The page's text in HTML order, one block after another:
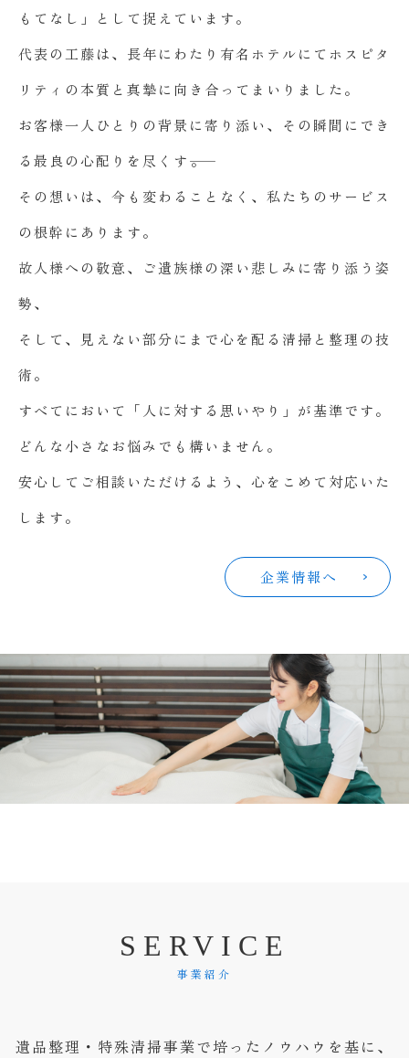
もてなし」として捉えています。
代表の工藤は、長年にわたり有名ホテルにてホスピタ
リティの本質と真摯に向き合ってまいりました。
お客様一人ひとりの背景に寄り添い、その瞬間にでき
る最良の心配りを尽くす――。
その想いは、今も変わることなく、私たちのサービス
の根幹にあります。
故人様への敬意、ご遺族様の深い悲しみに寄り添う姿
勢、
そして、見えない部分にまで心を配る清掃と整理の技
術。
すべてにおいて「人に対する思いやり」が基準です。
どんな小さなお悩みでも構いません。
安心してご相談いただけるよう、心をこめて対応いた
します。
企業情報へ
S E RV I C E
事業紹介
遺品整理・特殊清掃事業で培ったノウハウを基に、